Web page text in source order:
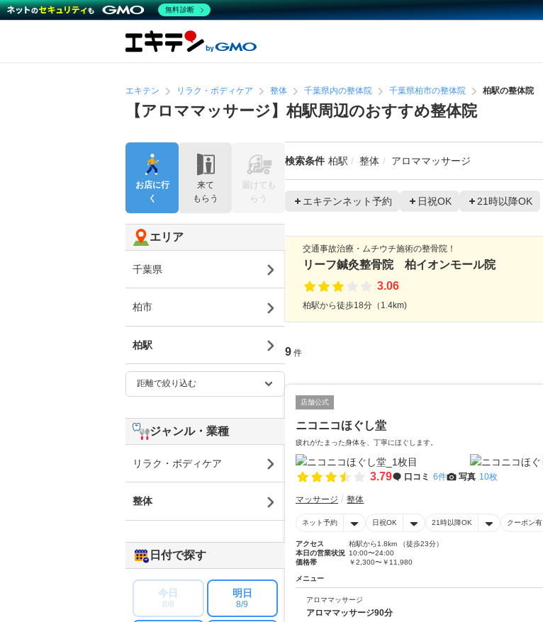
エキテン リラク・ボディケア 整体 千葉県内の整体院 千葉県柏市の整体院 柏駅の整体院
【アロママッサージ】柏駅周辺のおすすめ整体院
検索条件 柏駅 整体 アロママッサージ
エキテンネット予約 日祝OK 21時以降OK
交通事故治療・ムチウチ施術の整骨院！
リーフ鍼灸整骨院 柏イオンモール院
3.06
柏駅から徒歩18分（1.4km)
9 件
店舗公式
ニコニコほぐし堂
疲れがたまった身体を、丁寧にほぐします。
3.79 口コミ 6件 写真 10枚
マッサージ 整体
ネット予約 日祝OK 21時以降OK クーポン有
アクセス
柏駅から1.8km （徒歩23分）
本日の営業状況 10:00〜24:00
価格帯
￥2,300〜￥11,980
メニュー
アロママッサージ
アロママッサージ90分
お店に行
く
来て
もらう
届けても
らう
エリア
千葉県
柏市
柏駅
ジャンル・業種
リラク・ボディケア
整体
日付で探す
今日
8/8
明日
8/9
無料診断